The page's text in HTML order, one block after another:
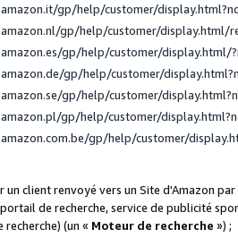
gp/help/customer/
gp/help/customer/display.html/
gp/help/customer/display.html/
gp/help/customer/
gp/help/customer/
gp/help/customer/
gp/help/customer/
client renvoyé vers un Site d'Amazon
de recherche, service de publicité
(un « Moteur de recherche ») ;